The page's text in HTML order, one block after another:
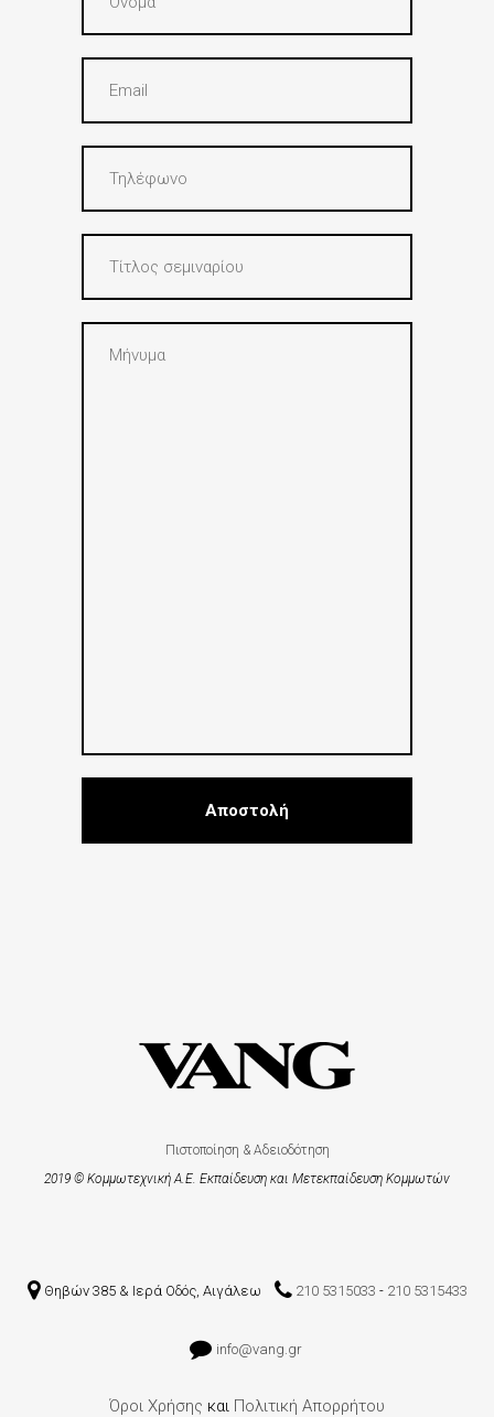
Πιστοποίηση & Αδειοδότηση
2019 © Κομμωτεχνική Α.Ε. Εκπαίδευση και Μετεκπαίδευση Kομμωτών
Θηβών 385 & Ιερά Οδός, Αιγάλεω 210 5315033 - 210 5315433
info@vang.gr
Όροι Χρήσης και Πολιτική Απορρήτου